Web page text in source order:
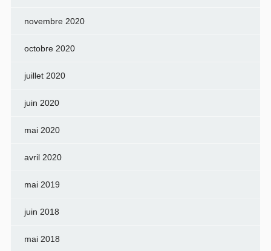
novembre 2020
octobre 2020
juillet 2020
juin 2020
mai 2020
avril 2020
mai 2019
juin 2018
mai 2018